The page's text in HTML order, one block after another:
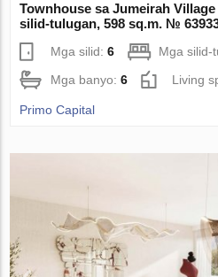
Townhouse sa Jumeirah
silid-tulugan, 598 sq.m. №
Mga silid:6 Mga
Mga banyo:6 Living
Primo Capital